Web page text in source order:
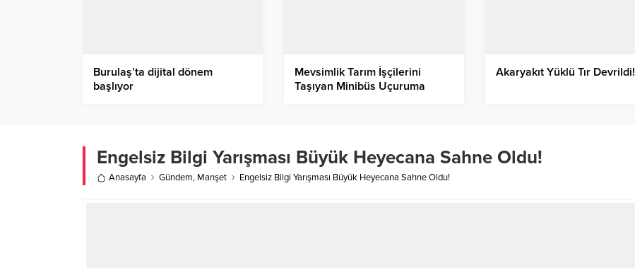
Burulaş’ta dijital dönem
başlıyor
Mevsimlik Tarım İşçilerini
Taşıyan Minibüs Uçuruma
Akaryakıt Yüklü Tır Devrildi!
Engelsiz Bilgi Yarışması Büyük Heyecana Sahne Oldu!
Anasayfa Gündem, Manşet Engelsiz Bilgi Yarışması Büyük Heyecana Sahne Oldu!